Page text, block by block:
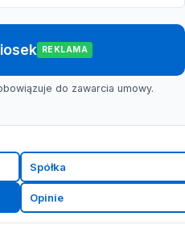
REKLAMA
do zawarcia umowy.
Spółka
Opinie